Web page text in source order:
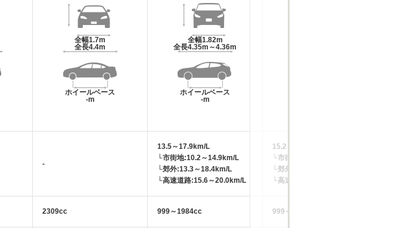
全幅1.7m
全長4.4m
ホイールベース
-m
-
2309cc
全幅1.82m
全長4.35m～4.36m
ホイールベース
-m
13.5～17.9km/L
└市街地:10.2～14.9km/L
└郊外:13.3～18.4km/L
└高速道路:15.6～20.0km/L
999～1984cc
15.2～18.1km/L
└市街地:11.7～14.2km/L
└郊外:15.3～18.3km/L
└高速道路:17.2～20.4km/L
999～1497cc